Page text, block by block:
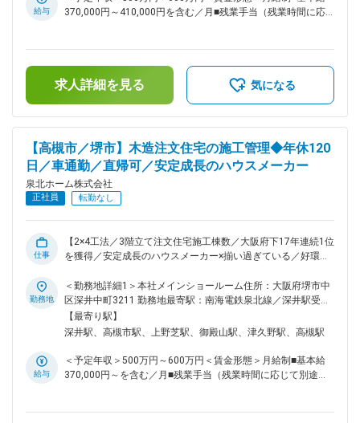
コーディネーターと行います。 （2）各種手配：資材の発注や
流れ： ・現場への同行からスタート。教育担当の先輩のサポ
ートのもと、当社のルールと現場の流れを体感いただきながら
経験やスキルに合わせて取り組んでいただけます。 ・「経験
が浅い方」「2×4工法の経験のない方」も安心してチャレンジ
で、年間休日120日とライフワークバランスを重視しながら働
くことが可能です。 ■企業について： ・1976年の創業から、
私がもっとも大事にしていることは、「すべてにおいて逆目
線」です。自分が住むという目線、つまり「お客様の目線」に
立つということです。泉北ホームでは、一組のお客様にショー
ルームスタッフ、営業担当、設計士、インテリアコーディネー
ーズを直接聞くことができるため、社内から「お客様にもっと
喜んでもらいたい」「お客様の要望に応えたい」という声が上
ていきました。それが『泉北ホームのフル装備の家』のはじま
りです。今では、私たちが標準採用している一流メーカーが、
お客様のシェアを独占しようと、少しずつ標準品のレベルを上
げてくれるようになり、泉北ホームの標準装備は大手ハウスメ
給与
370,000円～410,000円を含む／月■残業手当（残業時間に応
までも目安の金額であり、選考を通じて上下する可能性があり
ます。月給(月額)は固定手当を含めた表記です。
求人詳細を見る 気になる
【高槻市／堺市】木造注文住宅の施工管理◆年休120
日／車通勤／直帰可／安定成長のハウスメーカー
泉北ホーム株式会社
正社員 転勤なし
仕事
【2×4工法／3階立て注文住宅施工棟数／大阪府下17年連続1位
を獲得／安定成長のハウスメーカー×揃い過ぎている／好環境
内容： ・注文住宅の設計／施工／リフォームを行う当社に
て、施工管理のポジションをお任せ致します。協力会社はお付
き合いも長く、意思疎通がしやすい環境です。 ・施工期間は
約5か月／1現場、月3棟程担当 ・施工管理エリアは大阪府を中
【具体的には】 （1）打ち合わせ：社内の設計士やインテリア
コーディネーターと行います。 （2）各種手配：資材の発注や
流れ： ・現場への同行からスタート。教育担当の先輩のサポ
勤務地
＜勤務地詳細1＞本社メインショールーム住所：大阪府堺市中
区深井中町3211 勤務地最寄駅：南海電鉄泉北線／深井駅受動
喫煙対策：屋内全面禁煙＜勤務地詳細2＞高槻ショールーム住
所：大阪府高槻市若松町11-4 勤務地最寄駅：阪急電鉄 阪急京
を伴う転勤なし
【最寄り駅】
深井駅、高槻市駅、上野芝駅、御殿山駅、津久野駅、高槻駅
給与
＜予定年収＞500万円～600万円＜賃金形態＞月給制■基本給
370,000円～を含む／月■残業手当（残業時間に応じて別途支